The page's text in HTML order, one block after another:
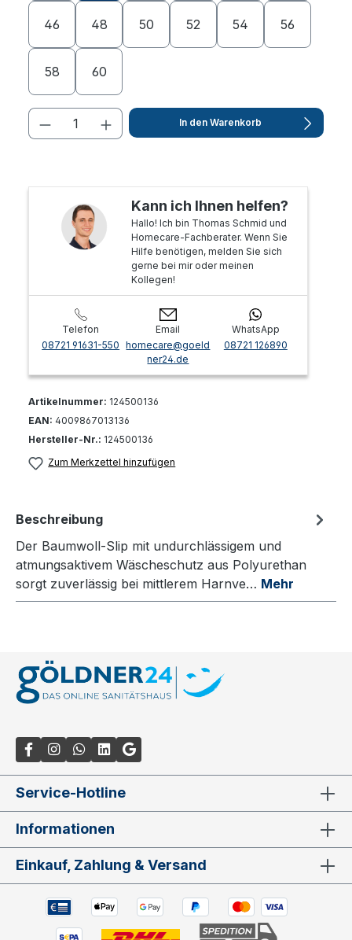
46 48 50 52 54 56
58 60
In den Warenkorb
Kann ich Ihnen helfen?
Hallo! Ich bin Thomas Schmid und
Homecare-Fachberater. Wenn Sie
Hilfe benötigen, melden Sie sich
gerne bei mir oder meinen
Kollegen!
Telefon
08721 91631-550
Email
homecare@goeld
ner24.de
WhatsApp
08721 126890
Artikelnummer: 124500136
EAN: 4009867013136
Hersteller-Nr.: 124500136
Zum Merkzettel hinzufügen
Beschreibung
Der Baumwoll-Slip mit undurchlässigem und
atmungsaktivem Wäscheschutz aus Polyurethan
sorgt zuverlässig bei mittlerem Harnve… Mehr
Service-Hotline
Informationen
Einkauf, Zahlung & Versand